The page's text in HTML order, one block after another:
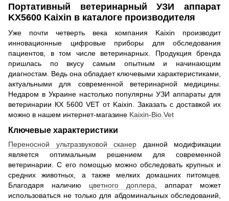
Портативный ветеринарный УЗИ аппарат
KX5600 Kaixin в каталоге производителя
Уже почти четверть века компания Kaixin производит
инновационные цифровые приборы для обследования
пациентов, в том числе ветеринарных. Продукция бренда
пришлась по вкусу самым опытным и начинающим
диагностам. Ведь она обладает ключевыми характеристиками,
актуальными для современной ветеринарной медицины.
Недаром в Украине настолько популярны УЗИ аппараты для
ветеринарии КХ 5600 VET от Kaixin. Заказать с доставкой их
можно в нашем интернет-магазине Kaixin-Bio.Vet
Ключевые характеристики
Переносной ультразвуковой сканер данной модификации
является оптимальным решением для современной
ветеринарии. С его помощью можно обследовать крупных и
средних животных, а также мелких домашних питомцев.
Благодаря наличию цветного доплера, аппарат может
использоваться не только для абдоминальных обследований,